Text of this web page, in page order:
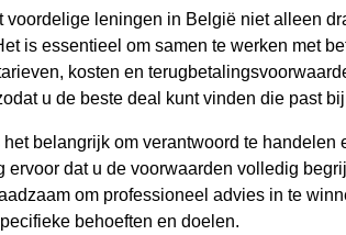
voordelige leningen in België niet alleen
is essentieel om samen te werken met
kosten en
u de beste deal kunt vinden die past
belangrijk om verantwoord te handelen
ervoor dat u de voorwaarden volledig
om professioneel advies in te
behoeften en doelen.